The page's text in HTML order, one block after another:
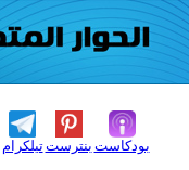
تيلكرامبنترست بودكاست